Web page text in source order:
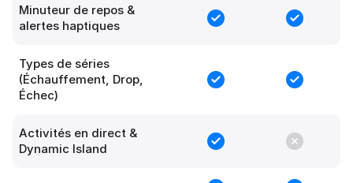
Minuteur de repos &
alertes haptiques
Types de séries
(Échauffement, Drop,
Échec)
Activités en direct &
Dynamic Island